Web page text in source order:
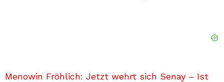
Menowin Fröhlich: Jetzt wehrt sich Senay – Ist